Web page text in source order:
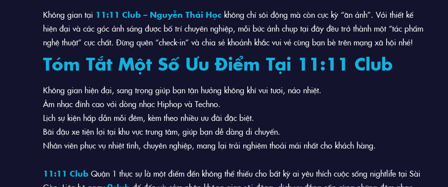
Không gian tại 11:11 Club – Nguyễn Thái Học không chỉ sôi động mà còn cực kỳ “ăn ảnh”. Với thiết kế
hiện đại và các góc ánh sáng được bố trí chuyên nghiệp, mỗi bức ảnh chụp tại đây đều trở thành một “tác phẩm
nghệ thuật” cực chất. Đừng quên “check-in” và chia sẻ khoảnh khắc vui vẻ cùng bạn bè trên mạng xã hội nhé!
Tóm Tắt Một Số Ưu Điểm Tại 11:11 Club
Không gian hiện đại, sang trọng giúp bạn tận hưởng không khí vui tươi, náo nhiệt.
Âm nhạc đỉnh cao với dòng nhạc Hiphop và Techno.
Lịch sự kiện hấp dẫn mỗi đêm, kèm theo nhiều ưu đãi đặc biệt.
Bãi đậu xe tiện lợi tại khu vực trung tâm, giúp bạn dễ dàng di chuyển.
Nhân viên phục vụ nhiệt tình, chuyên nghiệp, mang lại trải nghiệm thoải mái nhất cho khách hàng.
11:11 Club Quận 1 thực sự là một điểm đến không thể thiếu cho bất kỳ ai yêu thích cuộc sống nightlife tại Sài